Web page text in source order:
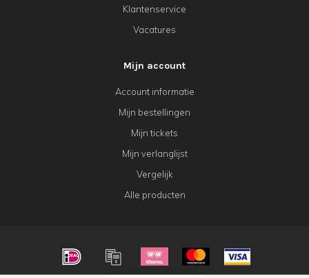
Klantenservice
Vacatures
Mijn account
Account informatie
Mijn bestellingen
Mijn tickets
Mijn verlanglijst
Vergelijk
Alle producten